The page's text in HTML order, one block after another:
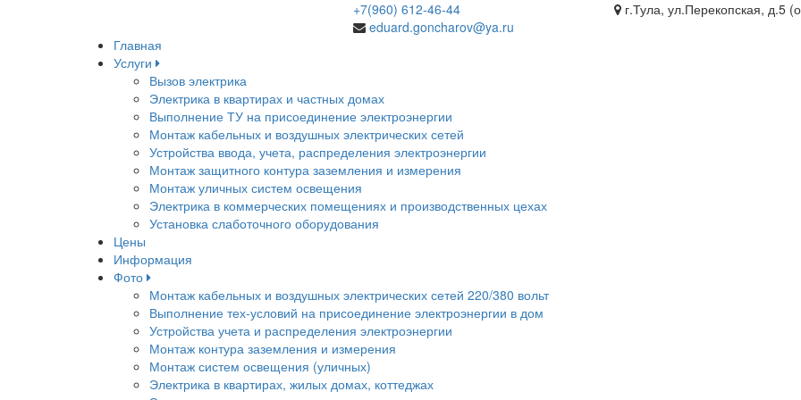
+7(960) 612-46-44
eduard.goncharov@ya.ru
г.Тула, ул.Перекопская, д.5
Главная
Услуги
Вызов электрика
Электрика в квартирах и частных домах
Выполнение ТУ на присоединение электроэнергии
Монтаж кабельных и воздушных электрических сетей
Устройства ввода, учета, распределения электроэнергии
Монтаж защитного контура заземления и измерения
Монтаж уличных систем освещения
Электрика в коммерческих помещениях и производственных цехах
Установка слаботочного оборудования
Цены
Информация
Фото
Монтаж кабельных и воздушных электрических сетей 220/380 вольт
Выполнение тех-условий на присоединение электроэнергии в дом
Устройства учета и распределения электроэнергии
Монтаж контура заземления и измерения
Монтаж систем освещения (уличных)
Электрика в квартирах, жилых домах, коттеджах